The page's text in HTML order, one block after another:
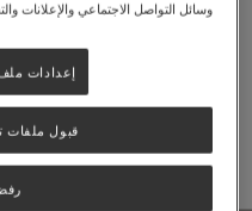
في نابولي، بدأ شغف القهوة منذ
القوية والغنية كأنك تتناولها في
مزيج نقي وفاخر من حبوب بنّ الأرابيكا
وسائل التواصل الاجتماعي والإعلانات
إعدادات
قبول ملفات